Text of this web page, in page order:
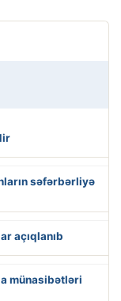
səfərbərliyə
açıqlanıb
münasibətləri